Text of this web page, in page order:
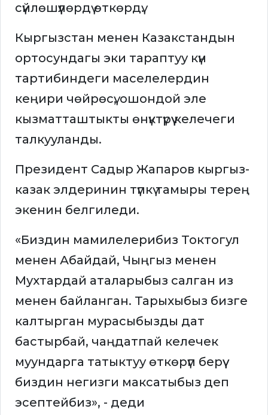
сүйлөшүүлөрдү өткөрдү.
Кыргызстан менен Казакстандын
ортосундагы эки тараптуу күн
тартибиндеги маселелердин
кеңири чөйрөсү, ошондой эле
кызматташтыкты өнүктүрүү келечеги
талкууланды.
Президент Садыр Жапаров кыргыз-
казак элдеринин түпкү тамыры терең
экенин белгиледи.
«Биздин мамилелерибиз Токтогул
менен Абайдай, Чыңгыз менен
Мухтардай аталарыбыз салган из
менен байланган. Тарыхыбыз бизге
калтырган мурасыбызды дат
бастырбай, чаңдатпай келечек
муундарга татыктуу өткөрүп берүү
биздин негизги максатыбыз деп
эсептейбиз», - деди